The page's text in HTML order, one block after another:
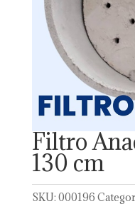
Filtro
130 cm
SKU: 000196